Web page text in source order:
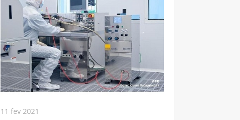
11 fev 2021